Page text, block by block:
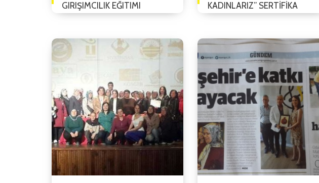
GIRIŞIMCILIK EĞITIMI
Sanat Meslek Eğitim Kursları
(ESMEK), Kadın Emeğini
Değerlendirme Vakfı (KEDV) ve
Mahmudiye Belediyesi işbir...
KADINLARIZ” SERTİFİKA
Uygulama ve Araştırma Merkezi
(ESKAM), ESOGÜ Teknoloji
Transfer Ofisi Uygu...